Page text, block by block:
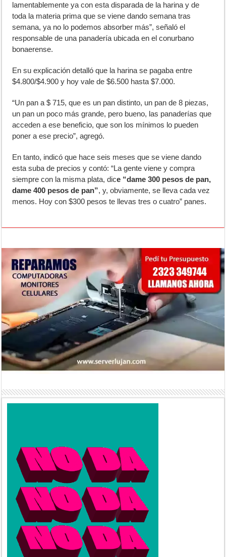
lamentablemente ya con esta disparada de la harina y de
toda la materia prima que se viene dando semana tras
semana, ya no lo podemos absorber más”, señaló el
responsable de una panadería ubicada en el conurbano
bonaerense.
En su explicación detalló que la harina se pagaba entre
$4.800/$4.900 y hoy vale de $6.500 hasta $7.000.
“Un pan a $ 715, que es un pan distinto, un pan de 8 piezas,
un pan un poco más grande, pero bueno, las panaderías que
acceden a ese beneficio, que son los mínimos lo pueden
poner a ese precio”, agregó.
En tanto, indicó que hace seis meses que se viene dando
esta suba de precios y contó: “La gente viene y compra
siempre con la misma plata, dice “dame 300 pesos de pan,
dame 400 pesos de pan”, y, obviamente, se lleva cada vez
menos. Hoy con $300 pesos te llevas tres o cuatro” panes.